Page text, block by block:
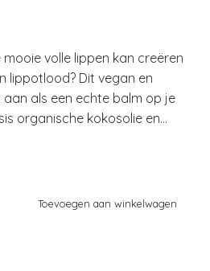
volle lippen kan creëren
lippotlood? Dit vegan en
als een echte balm op je
organische kokosolie en
Toevoegen aan winkelwagen